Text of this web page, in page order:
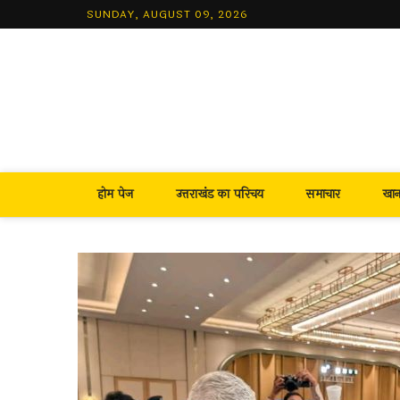
to
SUNDAY, AUGUST 09, 2026
होम पेज उत्तराखंड का परिचय समाचार